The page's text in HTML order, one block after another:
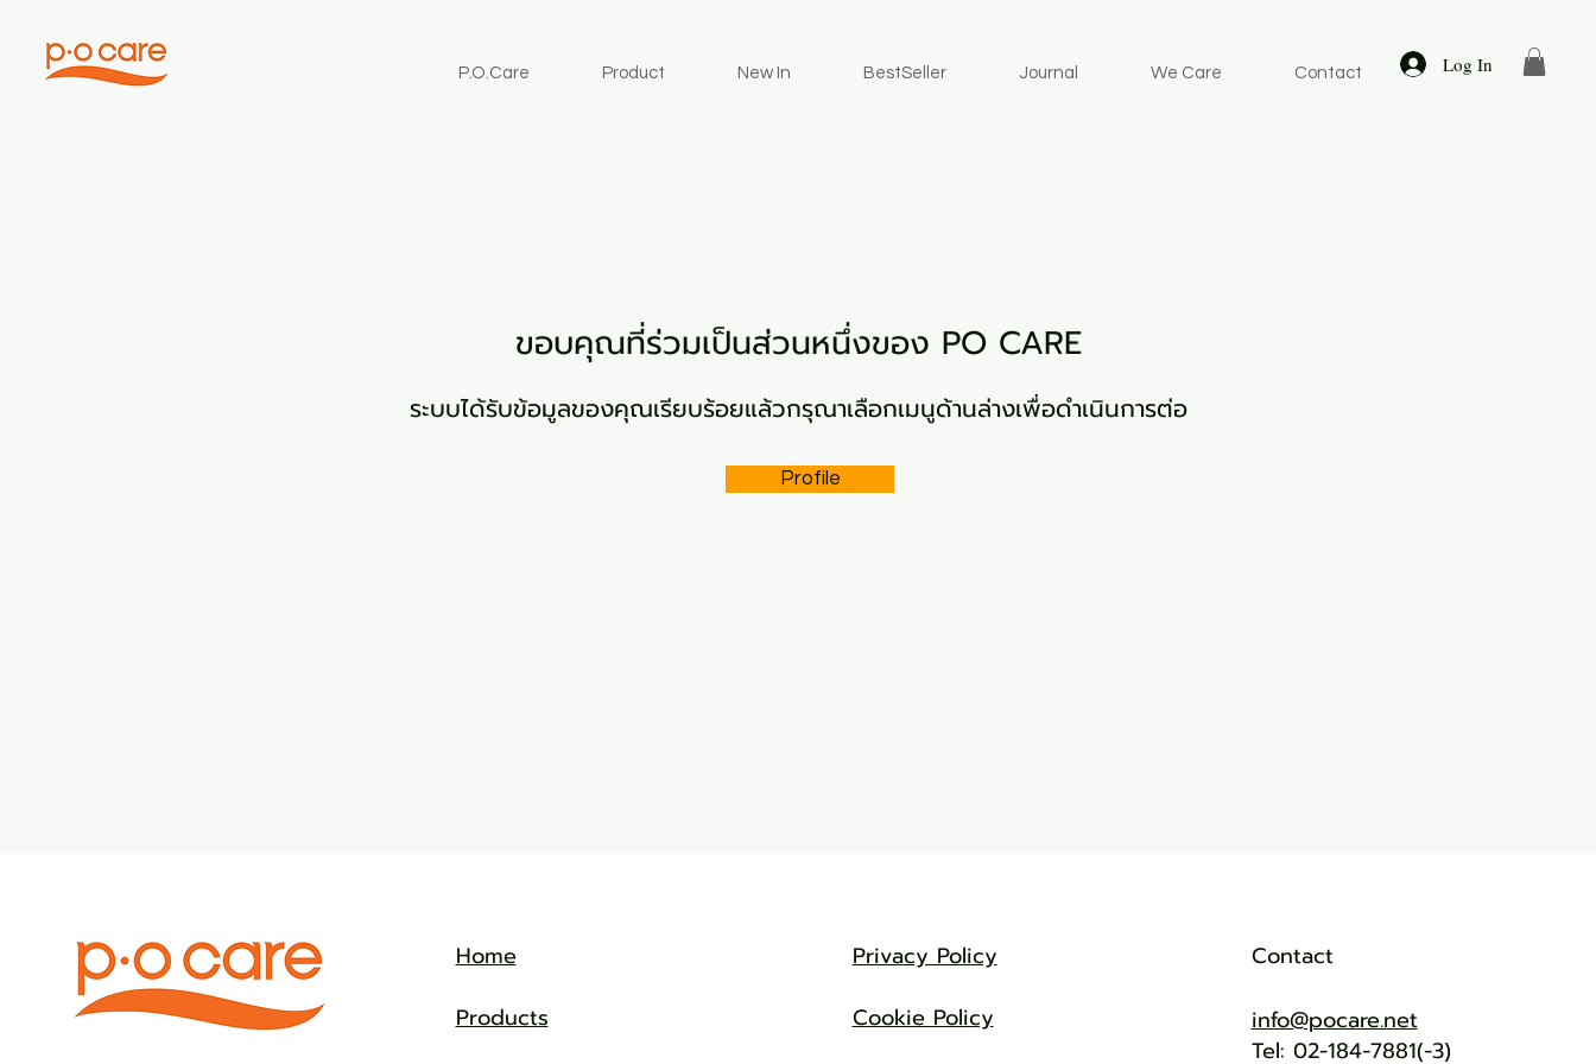
P.O.Care Product New In BestSeller Journal We Care Contact Log In
ขอบคุณที่ร่วมเป็นส่วนหนึ่งของ PO CARE
ระบบได้รับข้อมูลของคุณเรียบร้อยแล้วกรุณาเลือกเมนูด้านล่างเพื่อดำเนินการต่อ
Profile
Home
Products
Privacy Policy
Cookie Policy
Contact
info@pocare.net
Tel: 02-184-7881(-3)